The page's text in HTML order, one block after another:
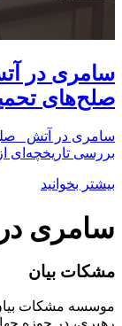
سامری در
صلح‌های
سامری در آتش صلح
بررسی تاریخچه‌ای
بیشتر بخوانید
سامری
مشکات بیان